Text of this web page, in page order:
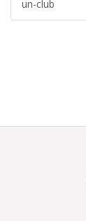
un-club